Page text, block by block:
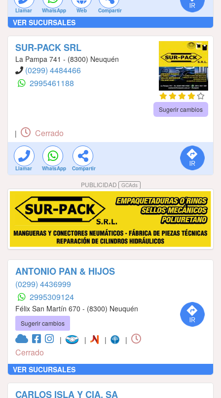
Llamar WhatsApp Web Compartir
VER SUCURSALES
SUR-PACK SRL
La Pampa 741 - (8300) Neuquén
(0299) 4484466
2995461188
Sugerir cambios
| Cerrado
Llamar WhatsApp Compartir
PUBLICIDAD GCAds
ANTONIO PAN & HIJOS
(0299) 4436999
2995309124
Félix San Martín 670 - (8300) Neuquén
Sugerir cambios
| | | |
Cerrado
VER SUCURSALES
CARLOS ISLA Y CIA. SA